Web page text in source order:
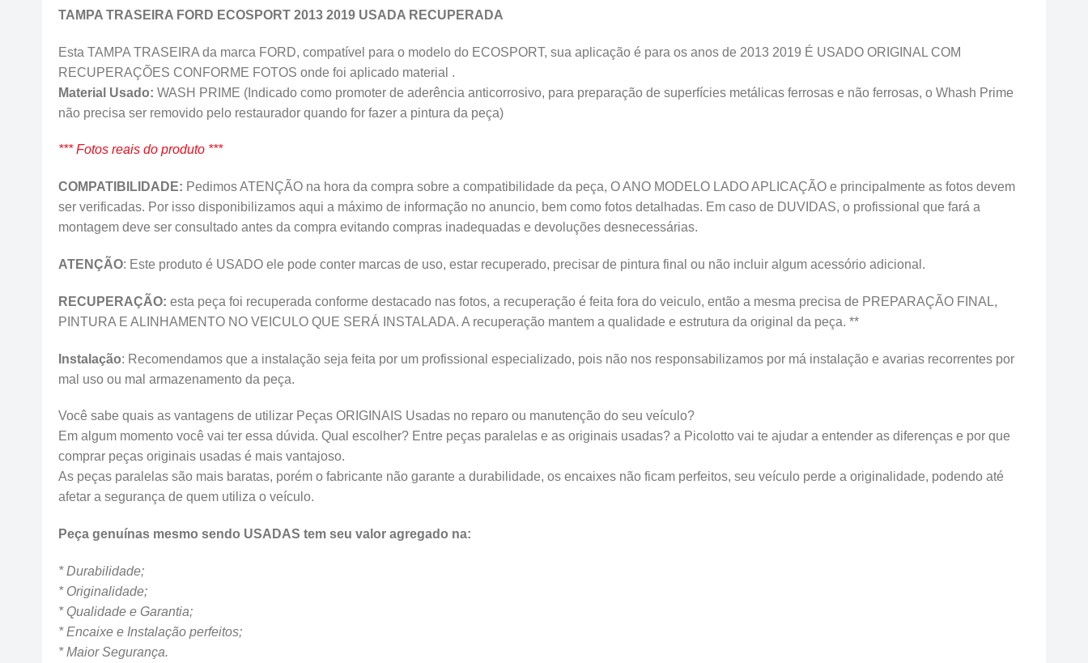
TAMPA TRASEIRA FORD ECOSPORT 2013 2019 USADA RECUPERADA
Esta TAMPA TRASEIRA da marca FORD, compatível para o modelo do ECOSPORT, sua aplicação é para os anos de 2013 2019 É USADO ORIGINAL COM
RECUPERAÇÕES CONFORME FOTOS onde foi aplicado material .
Material Usado: WASH PRIME (Indicado como promoter de aderência anticorrosivo, para preparação de superfícies metálicas ferrosas e não ferrosas, o Whash Prime
não precisa ser removido pelo restaurador quando for fazer a pintura da peça)
*** Fotos reais do produto ***
COMPATIBILIDADE: Pedimos ATENÇÃO na hora da compra sobre a compatibilidade da peça, O ANO MODELO LADO APLICAÇÃO e principalmente as fotos devem
ser verificadas. Por isso disponibilizamos aqui a máximo de informação no anuncio, bem como fotos detalhadas. Em caso de DUVIDAS, o profissional que fará a
montagem deve ser consultado antes da compra evitando compras inadequadas e devoluções desnecessárias.
ATENÇÃO: Este produto é USADO ele pode conter marcas de uso, estar recuperado, precisar de pintura final ou não incluir algum acessório adicional.
RECUPERAÇÃO: esta peça foi recuperada conforme destacado nas fotos, a recuperação é feita fora do veiculo, então a mesma precisa de PREPARAÇÃO FINAL,
PINTURA E ALINHAMENTO NO VEICULO QUE SERÁ INSTALADA. A recuperação mantem a qualidade e estrutura da original da peça. **
Instalação: Recomendamos que a instalação seja feita por um profissional especializado, pois não nos responsabilizamos por má instalação e avarias recorrentes por
mal uso ou mal armazenamento da peça.
Você sabe quais as vantagens de utilizar Peças ORIGINAIS Usadas no reparo ou manutenção do seu veículo?
Em algum momento você vai ter essa dúvida. Qual escolher? Entre peças paralelas e as originais usadas? a Picolotto vai te ajudar a entender as diferenças e por que
comprar peças originais usadas é mais vantajoso.
As peças paralelas são mais baratas, porém o fabricante não garante a durabilidade, os encaixes não ficam perfeitos, seu veículo perde a originalidade, podendo até
afetar a segurança de quem utiliza o veículo.
Peça genuínas mesmo sendo USADAS tem seu valor agregado na:
* Durabilidade;
* Originalidade;
* Qualidade e Garantia;
* Encaixe e Instalação perfeitos;
* Maior Segurança.